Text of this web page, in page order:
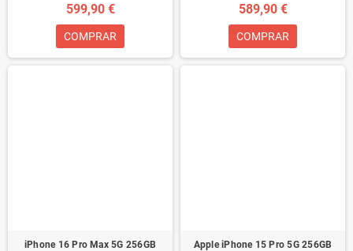
599,90 €
COMPRAR
589,90 €
COMPRAR
iPhone 16 Pro Max 5G 256GB
Apple iPhone 15 Pro 5G 256GB